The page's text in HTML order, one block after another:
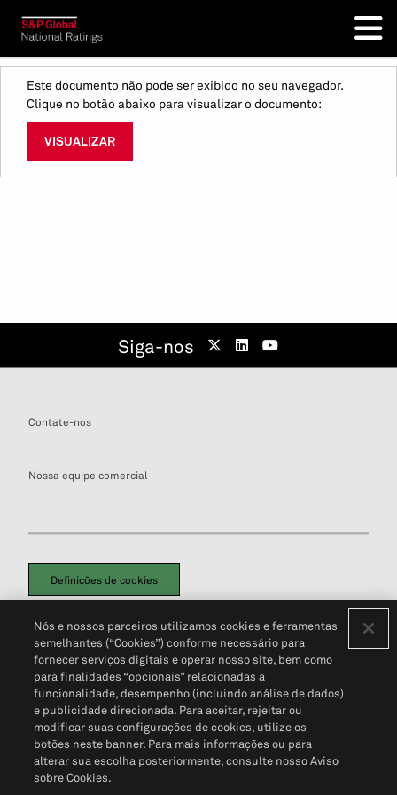
Este documento não pode ser exibido no seu navegador.
Clique no botão abaixo para visualizar o documento:
VISUALIZAR
Siga-nos
Contate-nos
Nossa equipe comercial
Definições de cookies
Política de PrivacidadePortal de privacidade do cliente (em inglês)
Não Venda Minhas Informações Pessoais© 2026 S&P Global
Nós e nossos parceiros utilizamos cookies e ferramentas
semelhantes (“Cookies”) conforme necessário para
fornecer serviços digitais e operar nosso site, bem como
para finalidades “opcionais” relacionadas a
funcionalidade, desempenho (incluindo análise de dados)
e publicidade direcionada. Para aceitar, rejeitar ou
modificar suas configurações de cookies, utilize os
botões neste banner. Para mais informações ou para
alterar sua escolha posteriormente, consulte nosso Aviso
sobre Cookies.